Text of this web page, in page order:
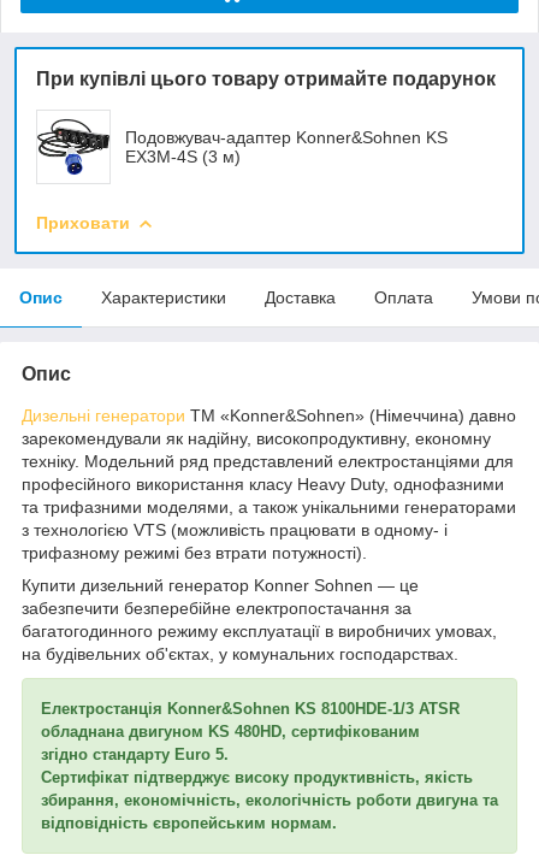
При купівлі цього товару отримайте подарунок
Подовжувач-адаптер Konner&Sohnen KS
EX3M-4S (3 м)
Приховати
Опис Характеристики Доставка Оплата Умови
Опис
Дизельні генератори ТМ «Konner&Sohnen» (Німеччина) давно
зарекомендували як надійну, високопродуктивну, економну
техніку. Модельний ряд представлений електростанціями для
професійного використання класу Heavy Duty, однофазними
та трифазними моделями, а також унікальними генераторами
з технологією VTS (можливість працювати в одному- і
трифазному режимі без втрати потужності).
Купити дизельний генератор Konner Sohnen — це
забезпечити безперебійне електропостачання за
багатогодинного режиму експлуатації в виробничих умовах,
на будівельних об'єктах, у комунальних господарствах.
Електростанція Konner&Sohnen KS 8100HDE-1/3 ATSR
обладнана двигуном KS 480HD, сертифікованим
згідно стандарту Euro 5.
Сертифікат підтверджує високу продуктивність, якість
збирання, економічність, екологічність роботи двигуна та
відповідність європейським нормам.